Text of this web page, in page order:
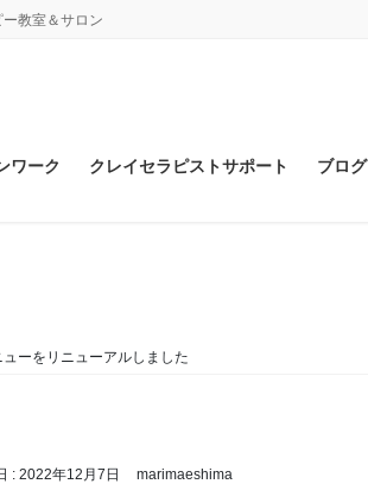
教室＆サロン
ワーク クレイセラピストサポート ブログ
ーをリニューアルしました
:2022年12月7日 marimaeshima